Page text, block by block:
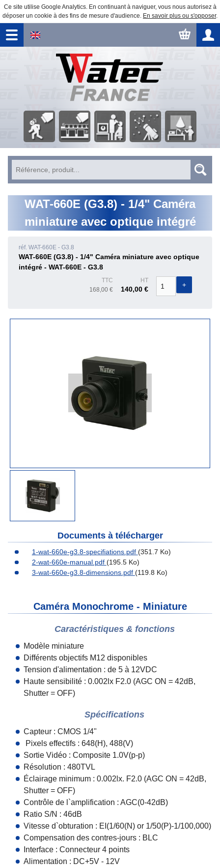
Ce site utilise Google Analytics. En continuant à naviguer, vous nous autorisez à
déposer un cookie à des fins de mesure d'audience. En savoir plus ou s'opposer.
Automatisme Éducation
WAT-660E (G3.8) - 1/4" Caméra
miniature avec optique intégré
réf. WAT-660E - G3.8
WAT-660E (G3.8) - 1/4" Caméra miniature avec optique
intégré - WAT-660E - G3.8
TTC
168,00 €
HT
140,00 €
Documents à télécharger
1-wat-660e-g3.8-specifiations.pdf (351.7 Ko)
2-wat-660e-manual.pdf (195.5 Ko)
3-wat-660e-g3.8-dimensions.pdf (119.8 Ko)
Caméra Monochrome - Miniature
Caractéristiques & fonctions
Modèle miniature
Différents objectifs M12 disponibles
Tension d'alimentation : de 5 à 12VDC
Haute sensibilité : 0.002lx F2.0 (AGC ON = 42dB,
Shutter = OFF)
Spécifications
Capteur : CMOS 1/4"
Pixels effectifs : 648(H), 488(V)
Sortie Vidéo : Composite 1.0V(p-p)
Résolution : 480TVL
Éclairage minimum : 0.002lx. F2.0 (AGC ON = 42dB,
Shutter = OFF)
Contrôle de l`amplification : AGC(0-42dB)
Ratio S/N : 46dB
Vitesse d`obturation : EI(1/60(N) or 1/50(P)-1/100,000)
Compensation des contres-jours : BLC
Interface : Connecteur 4 points
Alimentation : DC+5V - 12V